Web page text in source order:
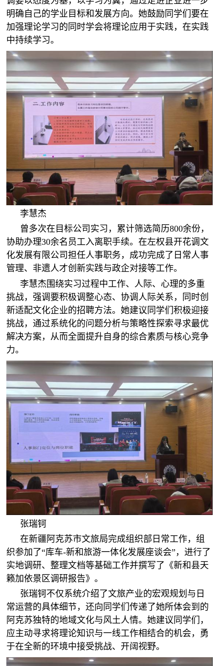
明确自己的学业目标和发展方向。她鼓励同学们要在
加强理论学习的同时学会将理论应用于实践，在实践
中持续学习。
李慧杰
曾多次在目标公司实习，累计筛选简历800余份，
协助办理30余名员工入离职手续。在左权县开花调文
化发展有限公司担任人事职务，成功完成了日常人事
管理、非遗人才创新实践与政企对接等工作。
李慧杰围绕实习过程中工作、人际、心理的多重
挑战，强调要积极调整心态、协调人际关系，同时创
新适配文化企业的招聘方法。她建议同学们积极迎接
挑战，通过系统化的问题分析与策略性探索寻求最优
解决方案，从而全面提升自身的综合素质与核心竞争
力。
张瑞钶
在新疆阿克苏市文旅局完成组织部日常工作，组
织参加了“库车-新和旅游一体化发展座谈会”，进行了
实地调研、整理文档等基础工作并撰写了《新和县天
籁加依景区调研报告》。
张瑞钶不仅系统介绍了文旅产业的宏观规划与日
常运营的具体细节，还向同学们传递了她所体会到的
阿克苏独特的地域文化与风土人情。她建议同学们，
应主动寻求将理论知识与一线工作相结合的机会，勇
于在全新的环境中接受挑战、开阔视野。